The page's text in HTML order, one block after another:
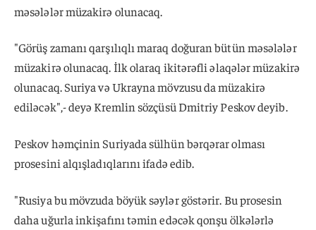
məsələlər müzakirə olunacaq.
"Görüş zamanı qarşılıqlı maraq doğuran bütün məsələlər
müzakirə olunacaq. İlk olaraq ikitərəfli əlaqələr müzakirə
olunacaq. Suriya və Ukrayna mövzusu da müzakirə
ediləcək",- deyə Kremlin sözçüsü Dmitriy Peskov deyib.
Peskov həmçinin Suriyada sülhün bərqərar olması
prosesini alqışladıqlarını ifadə edib.
"Rusiya bu mövzuda böyük səylər göstərir. Bu prosesin
daha uğurla inkişafını təmin edəcək qonşu ölkələrlə